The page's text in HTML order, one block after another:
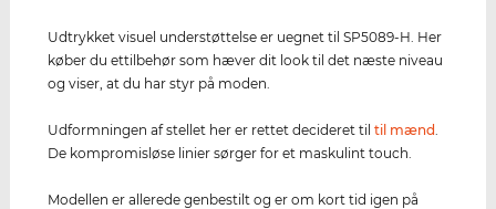
Udtrykket visuel understøttelse er uegnet til SP5089-H. Her
køber du ettilbehør som hæver dit look til det næste niveau
og viser, at du har styr på moden.
Udformningen af stellet her er rettet decideret tiltil mænd
De kompromisløse linier sørger for et maskulint touch.
Modellen er allerede genbestilt og er om kort tid igen på